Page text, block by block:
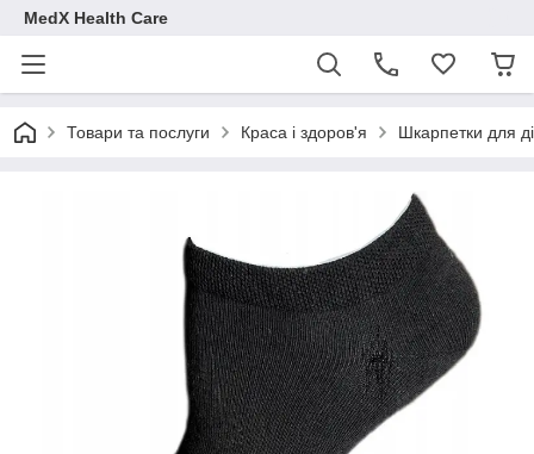
MedX Health Care
Товари та послуги Краса і здоров'я Шкарпетки для